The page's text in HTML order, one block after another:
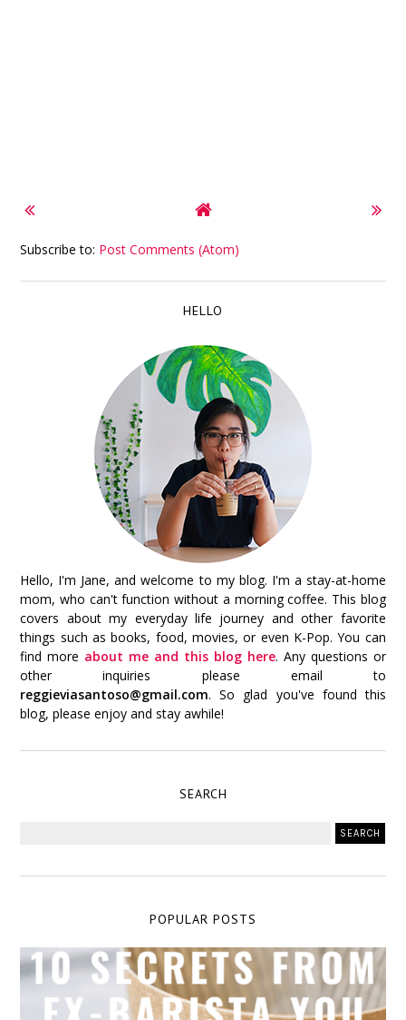
Subscribe to: Post Comments (Atom)
HELLO
Hello, I'm Jane, and welcome to my blog. I'm a stay-at-home
mom, who can't function without a morning coffee. This blog
covers about my everyday life journey and other favorite
things such as books, food, movies, or even K-Pop. You can
find more about me and this blog here. Any questions or
other inquiries please email to
reggieviasantoso@gmail.com. So glad you've found this
blog, please enjoy and stay awhile!
SEARCH
POPULAR POSTS